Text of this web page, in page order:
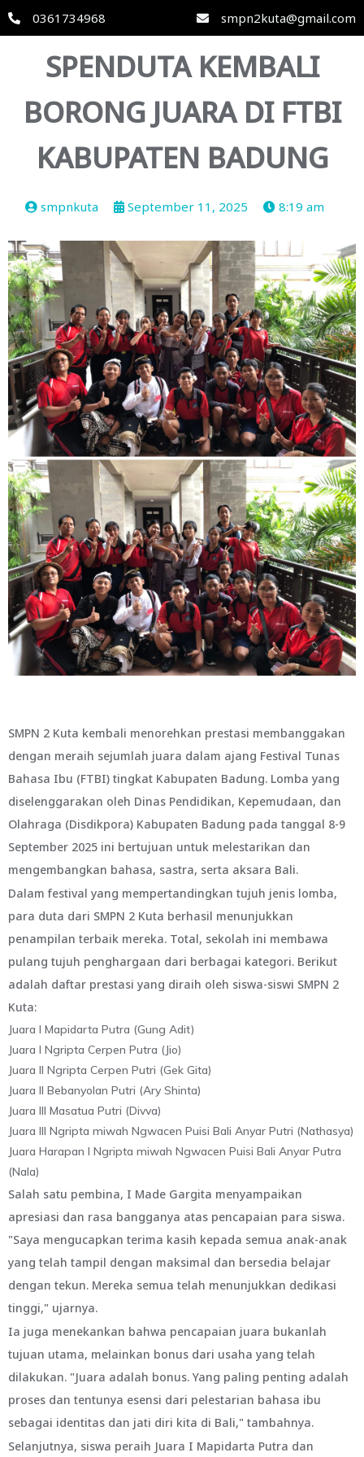
0361734968 smpn2kuta@gmail.com
SPENDUTA KEMBALI
BORONG JUARA DI FTBI
KABUPATEN BADUNG
smpnkuta September 11, 2025 8:19 am
SMPN 2 Kuta kembali menorehkan prestasi membanggakan
dengan meraih sejumlah juara dalam ajang Festival Tunas
Bahasa Ibu (FTBI) tingkat Kabupaten Badung. Lomba yang
diselenggarakan oleh Dinas Pendidikan, Kepemudaan, dan
Olahraga (Disdikpora) Kabupaten Badung pada tanggal 8-9
September 2025 ini bertujuan untuk melestarikan dan
mengembangkan bahasa, sastra, serta aksara Bali.
Dalam festival yang mempertandingkan tujuh jenis lomba,
para duta dari SMPN 2 Kuta berhasil menunjukkan
penampilan terbaik mereka. Total, sekolah ini membawa
pulang tujuh penghargaan dari berbagai kategori. Berikut
adalah daftar prestasi yang diraih oleh siswa-siswi SMPN 2
Kuta:
Juara I Mapidarta Putra (Gung Adit)
Juara I Ngripta Cerpen Putra (Jio)
Juara II Ngripta Cerpen Putri (Gek Gita)
Juara II Bebanyolan Putri (Ary Shinta)
Juara III Masatua Putri (Divva)
Juara III Ngripta miwah Ngwacen Puisi Bali Anyar Putri (Nathasya)
Juara Harapan I Ngripta miwah Ngwacen Puisi Bali Anyar Putra
(Nala)
Salah satu pembina, I Made Gargita menyampaikan
apresiasi dan rasa bangganya atas pencapaian para siswa.
"Saya mengucapkan terima kasih kepada semua anak-anak
yang telah tampil dengan maksimal dan bersedia belajar
dengan tekun. Mereka semua telah menunjukkan dedikasi
tinggi," ujarnya.
Ia juga menekankan bahwa pencapaian juara bukanlah
tujuan utama, melainkan bonus dari usaha yang telah
dilakukan. "Juara adalah bonus. Yang paling penting adalah
proses dan tentunya esensi dari pelestarian bahasa ibu
sebagai identitas dan jati diri kita di Bali," tambahnya.
Selanjutnya, siswa peraih Juara I Mapidarta Putra dan